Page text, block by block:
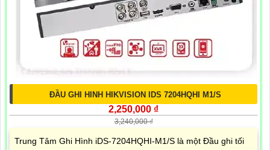
ĐẦU GHI HINH HIKVISION IDS 7204HQHI M1/S
2,250,000 ₫
3,240,000 ₫
Trung Tâm Ghi Hình iDS-7204HQHI-M1/S là một Đầu ghi tối